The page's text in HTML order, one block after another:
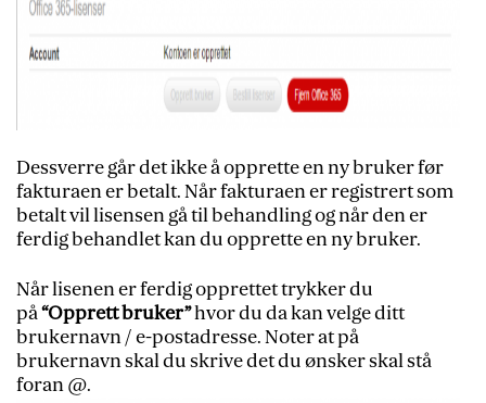
Dessverre går det ikke å opprette en ny bruker før
fakturaen er betalt. Når fakturaen er registrert som
betalt vil lisensen gå til behandling og når den er
ferdig behandlet kan du opprette en ny bruker.
Når lisenen er ferdig opprettet trykker du
på“Opprett bruker”hvor du da kan velge ditt
brukernavn / e-postadresse. Noter at på
brukernavn skal du skrive det du ønsker skal stå
foran @.